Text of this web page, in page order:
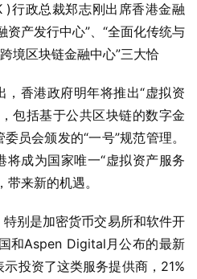
)行政总裁郑志刚出席香港金融
资产发行中心”、“全面化传统与
境区块链金融中心”三大恰
，香港政府明年将推出“虚拟资
包括基于公共区块链的数字金
员会颁发的“一号”规范管理。
成为国家唯一“虚拟资产服务
来新的机遇。
别是加密货币交易所和软件开
和Aspen Digital月公布的最新
投资了这类服务提供商，21%